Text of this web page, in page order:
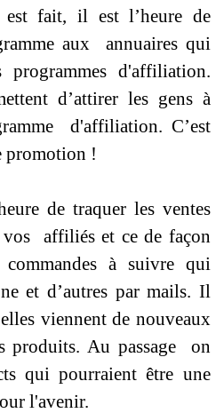
fait, il est l’heure de
aux annuaires qui
programmes d'affiliation.
d’attirer les gens à
d'affiliation. C’est
promotion !
de traquer les ventes
vos affiliés et ce de façon
à suivre qui
et d’autres par mails. Il
viennent de nouveaux
produits. Au passage on
qui pourraient être une
l'avenir.